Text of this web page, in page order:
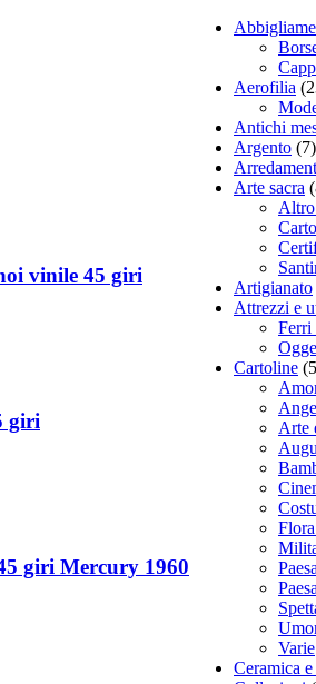
vinile 45 giri
giri
giri Mercury 1960
Aerofilia
Antichi
Argento (7)
Arte sacra
Artigianato
Attrezzi e
Ferri
Cartoline
Arte
Varie
Ceramica